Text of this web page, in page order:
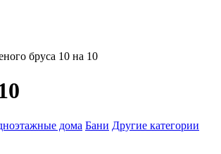
бруса 10 на 10
дома Бани Другие категории